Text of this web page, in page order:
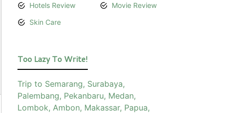
Hotels Review
Movie Review
Skin Care
Too Lazy To Write!
Trip to Semarang, Surabaya,
Palembang, Pekanbaru, Medan,
Lombok, Ambon, Makassar, Papua,